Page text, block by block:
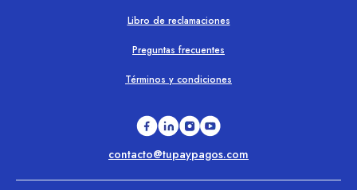
Libro de reclamaciones
Preguntas frecuentes
Términos y condiciones
contacto@tupaypagos.com